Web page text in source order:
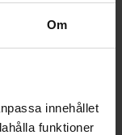
Om
innehållet
funktioner